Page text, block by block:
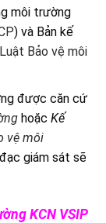
môi trường
) và Bản kế
Luật Bảo vệ môi
được căn cứ
hoặc Kế
vệ môi
giám sát sẽ
KCN VSIP